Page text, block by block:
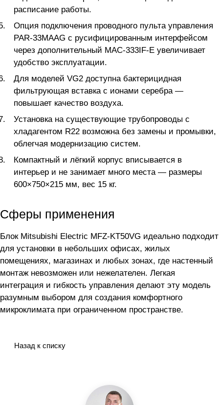
расписание работы.
Опция подключения проводного пульта управления
PAR-33MAAG с русифицированным интерфейсом
через дополнительный MAC-333IF-E увеличивает
удобство эксплуатации.
Для моделей VG2 доступна бактерицидная
фильтрующая вставка с ионами серебра —
повышает качество воздуха.
Установка на существующие трубопроводы с
хладагентом R22 возможна без замены и промывки,
облегчая модернизацию систем.
Компактный и лёгкий корпус вписывается в
интерьер и не занимает много места — размеры
600×750×215 мм, вес 15 кг.
Сферы применения
Блок Mitsubishi Electric MFZ-KT50VG идеально подходит
для установки в небольших офисах, жилых
помещениях, магазинах и любых зонах, где настенный
монтаж невозможен или нежелателен. Легкая
интеграция и гибкость управления делают эту модель
разумным выбором для создания комфортного
микроклимата при ограниченном пространстве.
Назад к списку